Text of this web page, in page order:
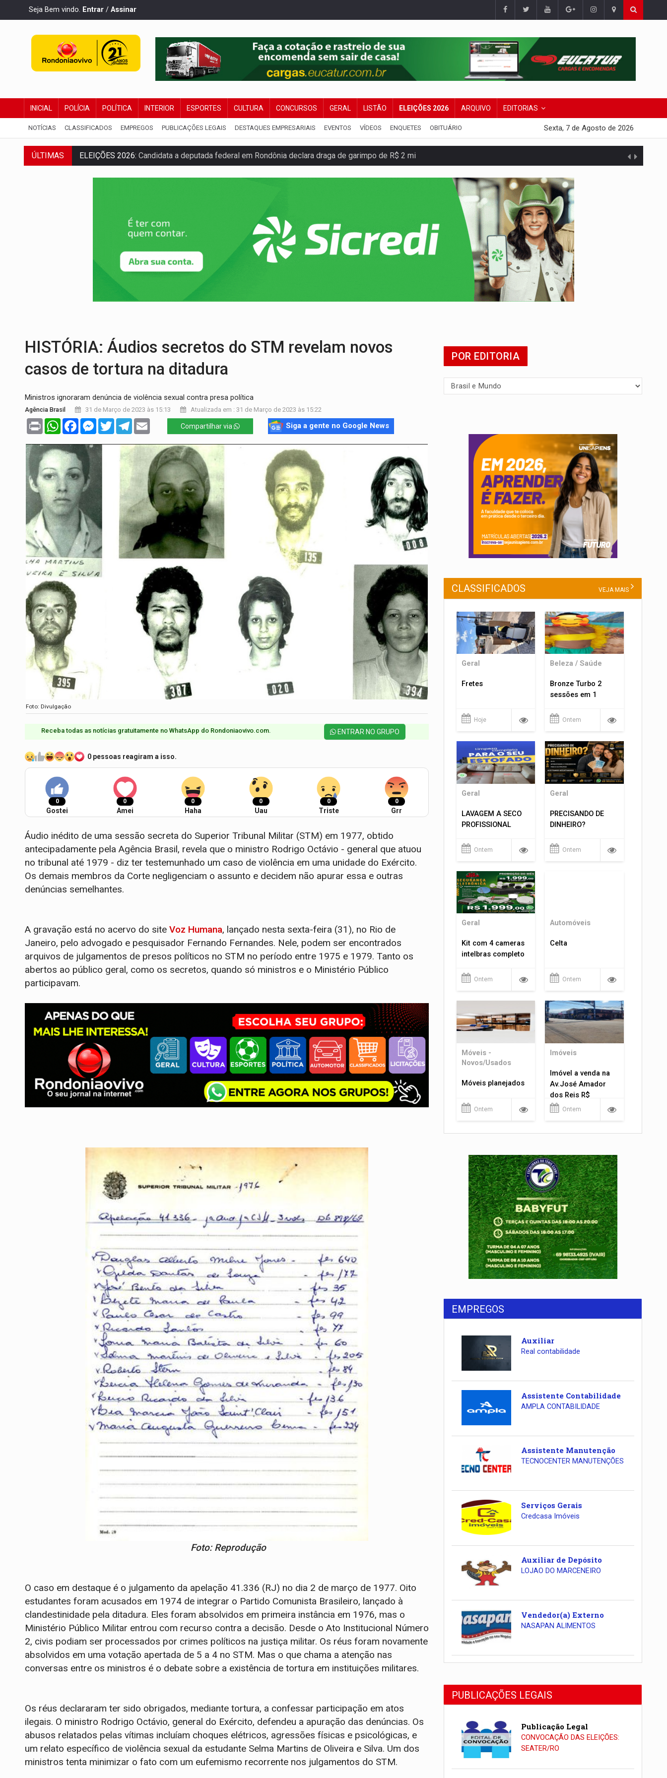
Seja Bem vindo. Entrar / Assinar
INICIAL POLÍCIA POLÍTICA INTERIOR ESPORTES CULTURA CONCURSOS GERAL LISTÃO ELEIÇÕES 2026 ARQUIVO EDITORIAS
NOTÍCIAS CLASSIFICADOS EMPREGOS PUBLICAÇÕES LEGAIS DESTAQUES EMPRESARIAIS EVENTOS VÍDEOS ENQUETES OBITUÁRIO Sexta, 7 de Agosto de 2026
ÚLTIMAS VÍDEO:Casal de garimpeiros é preso com mercúrio em estepe, ouro e arma
EDUCAÇÃO BÁSICA:Ideb avança nos anos iniciais do ensino fundamental em Rondônia
Disputa entre PCC e CV deixa dez mortos em cinco dias na Bolívia
IMUNIZAÇÃO:Prefeitura inicia campanha de multivacinação para crianças e adolescentes
Draco faz operação para prender faccionados que atacaram provedores de internet
TRAFICANTE PRESO:Operação Brasil Contra o Crime apreende quase meia tonelada de maconha
SUPER EL NIÑO: Trabalho inédito vai garantir água potável para comunidades do Baixo Madeira
HISTÓRIA: Áudios secretos do STM revelam novos
casos de tortura na ditadura
Ministros ignoraram denúncia de violência sexual contra presa política
Agência Brasil 31 de Março de 2023 às 15:13 Atualizada em : 31 de Março de 2023 às 15:22
Print WhatsAppFacebookMessenger
TwitterTelegram Compartilhar via Siga a gente no Google News
Foto: Divulgação
Receba todas as notícias gratuitamente no WhatsApp do Rondoniaovivo.com.​ ENTRAR NO GRUPO
0 pessoas reagiram a isso.
0
Gostei
0
Amei
0
Haha
0
Uau
0
Triste
0
Grr
Áudio inédito de uma sessão secreta do Superior Tribunal Militar (STM) em 1977, obtido
antecipadamente pela Agência Brasil, revela que o ministro Rodrigo Octávio - general que atuou
no tribunal até 1979 - diz ter testemunhado um caso de violência em uma unidade do Exército.
Os demais membros da Corte negligenciam o assunto e decidem não apurar essa e outras
denúncias semelhantes.
A gravação está no acervo do site Voz Humana, lançado nesta sexta-feira (31), no Rio de
Janeiro, pelo advogado e pesquisador Fernando Fernandes. Nele, podem ser encontrados
arquivos de julgamentos de presos políticos no STM no período entre 1975 e 1979. Tanto os
abertos ao público geral, como os secretos, quando só ministros e o Ministério Público
participavam.
Foto: Reprodução
O caso em destaque é o julgamento da apelação 41.336 (RJ) no dia 2 de março de 1977. Oito
estudantes foram acusados em 1974 de integrar o Partido Comunista Brasileiro, lançado à
clandestinidade pela ditadura. Eles foram absolvidos em primeira instância em 1976, mas o
Ministério Público Militar entrou com recurso contra a decisão. Desde o Ato Institucional Número
2, civis podiam ser processados por crimes políticos na justiça militar. Os réus foram novamente
absolvidos em uma votação apertada de 5 a 4 no STM. Mas o que chama a atenção nas
conversas entre os ministros é o debate sobre a existência de tortura em instituições militares.
Os réus declararam ter sido obrigados, mediante tortura, a confessar participação em atos
ilegais. O ministro Rodrigo Octávio, general do Exército, defendeu a apuração das denúncias. Os
abusos relatados pelas vítimas incluíam choques elétricos, agressões físicas e psicológicas, e
um relato específico de violência sexual da estudante Selma Martins de Oliveira e Silva. Um dos
ministros tenta minimizar o fato com um eufemismo recorrente nos julgamentos do STM.
POR EDITORIA
CLASSIFICADOS VEJA MAIS
Geral
Fretes
Hoje
Beleza / Saúde
Bronze Turbo 2
sessões em 1
Ontem
Geral
LAVAGEM A SECO
PROFISSIONAL
Ontem
Geral
PRECISANDO DE
DINHEIRO?
Ontem
Geral
Kit com 4 cameras
intelbras completo
Ontem
Automóveis
Celta
Ontem
Móveis -
Novos/Usados
Móveis planejados
Ontem
Imóveis
Imóvel a venda na
Av.José Amador
dos Reis R$
1.400.000
Ontem
EMPREGOS
Auxiliar
Real contabilidade
Assistente Contabilidade
AMPLA CONTABILIDADE
Assistente Manutenção
TECNOCENTER MANUTENÇÕES
Serviços Gerais
Credcasa Imóveis
Auxiliar de Depósito
LOJAO DO MARCENEIRO
Vendedor(a) Externo
NASAPAN ALIMENTOS
PUBLICAÇÕES LEGAIS
Publicação Legal
CONVOCAÇÃO DAS ELEIÇÕES:
SEATER/RO